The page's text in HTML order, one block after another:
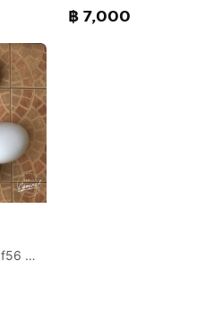
฿ 7,000
กระจกมองข้างMINI f54 f55 f56 f57 แท้มือสองญี่ปุ่น